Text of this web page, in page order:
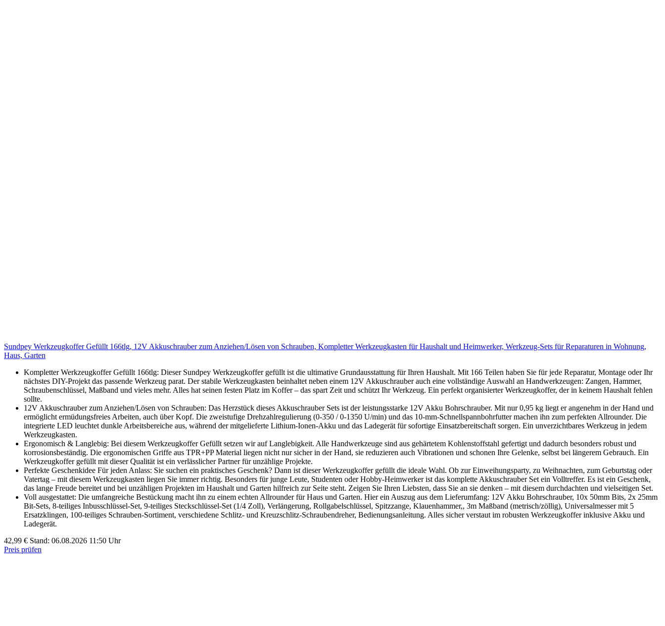
Sundpey Werkzeugkoffer Gefüllt 166tlg, 12V Akkuschrauber zum Anziehen/Lösen von Schrauben, Kompletter Werkzeugkasten für Haushalt und Heimwerker, Werkzeug-Sets für Reparaturen in Wohnung,
Haus, Garten
Kompletter Werkzeugkoffer Gefüllt 166tlg: Dieser Sundpey Werkzeugkoffer gefüllt ist die ultimative Grundausstattung für Ihren Haushalt. Mit 166 Teilen haben Sie für jede Reparatur, Montage oder Ihr
nächstes DIY-Projekt das passende Werkzeug parat. Der stabile Werkzeugkasten beinhaltet neben einem 12V Akkuschrauber auch eine vollständige Auswahl an Handwerkzeugen: Zangen, Hammer,
Schraubenschlüssel, Maßband und vieles mehr. Alles hat seinen festen Platz im Koffer – das spart Zeit und schützt Ihr Werkzeug. Ein perfekt organisierter Werkzeugkoffer, der in keinem Haushalt fehlen
sollte.
12V Akkuschrauber zum Anziehen/Lösen von Schrauben: Das Herzstück dieses Akkuschrauber Sets ist der leistungsstarke 12V Akku Bohrschrauber. Mit nur 0,95 kg liegt er angenehm in der Hand und
ermöglicht ermüdungsfreies Arbeiten, auch über Kopf. Die zweistufige Drehzahlregulierung (0-350 / 0-1350 U/min) und das 10-mm-Schnellspannbohrfutter machen ihn zum perfekten Allrounder. Die
integrierte LED leuchtet dunkle Arbeitsbereiche aus, während der mitgelieferte Lithium-Ionen-Akku und das Ladegerät für sofortige Einsatzbereitschaft sorgen. Ein unverzichtbares Werkzeug in jedem
Werkzeugkasten.
Ergonomisch & Langlebig: Bei diesem Werkzeugkoffer Gefüllt setzen wir auf Langlebigkeit. Alle Handwerkzeuge sind aus gehärtetem Kohlenstoffstahl gefertigt und dadurch besonders robust und
korrosionsbeständig. Die ergonomischen Griffe aus TPR+PP Material liegen nicht nur sicher in der Hand, sie reduzieren auch Vibrationen und schonen Ihre Gelenke, selbst bei längerem Gebrauch. Ein
Werkzeugkoffer gefüllt mit dieser Qualität ist ein verlässlicher Partner für unzählige Projekte.
Perfekte Geschenkidee Für jeden Anlass: Sie suchen ein praktisches Geschenk? Dann ist dieser Werkzeugkoffer gefüllt die ideale Wahl. Ob zur Einweihungsparty, zu Weihnachten, zum Geburtstag oder
Vatertag – mit diesem Werkzeugkasten liegen Sie immer richtig. Besonders für junge Leute, Studenten oder Hobby-Heimwerker ist das komplette Akkuschrauber Set ein Volltreffer. Es ist ein Geschenk,
das lange Freude bereitet und bei unzähligen Projekten im Haushalt und Garten hilfreich zur Seite steht. Zeigen Sie Ihren Liebsten, dass Sie an sie denken – mit diesem durchdachten und vielseitigen Set.
Voll ausgestattet: Die umfangreiche Bestückung macht ihn zu einem echten Allrounder für Haus und Garten. Hier ein Auszug aus dem Lieferumfang: 12V Akku Bohrschrauber, 10x 50mm Bits, 2x 25mm
Bit-Sets, 8-teiliges Inbusschlüssel-Set, 9-teiliges Steckschlüssel-Set (1/4 Zoll), Verlängerung, Rollgabelschlüssel, Spitzzange, Klauenhammer,, 3m Maßband (metrisch/zöllig), Universalmesser mit 5
Ersatzklingen, 100-teiliges Schrauben-Sortiment, verschiedene Schlitz- und Kreuzschlitz-Schraubendreher, Bedienungsanleitung. Alles sicher verstaut im robusten Werkzeugkoffer inklusive Akku und
Ladegerät.
42,99 € Stand: 06.08.2026 11:50 Uhr
Preis prüfen